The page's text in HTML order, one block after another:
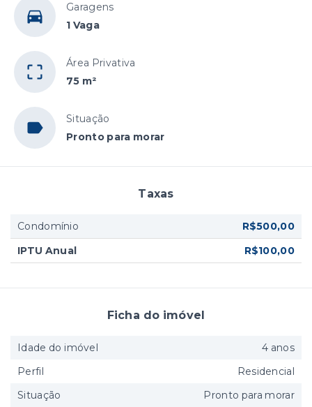
Garagens
1 Vaga
Área Privativa
75 m²
Situação
Pronto para morar
Taxas
Condomínio
R$500,00
IPTU Anual
R$100,00
Ficha do imóvel
Idade do imóvel
4 anos
Perfil
Residencial
Situação
Pronto para morar